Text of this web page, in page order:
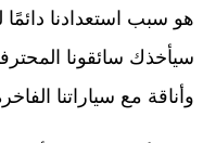
هو سبب استعدادنا
سيأخذك سائقونا
وأناقة مع سياراتنا